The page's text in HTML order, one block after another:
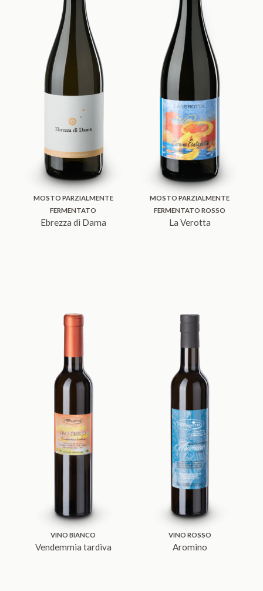
MOSTO PARZIALMENTE
FERMENTATO
Ebrezza di Dama
MOSTO PARZIALMENTE
FERMENTATO ROSSO
La Verotta
VINO BIANCO
Vendemmia tardiva
VINO ROSSO
Aromino